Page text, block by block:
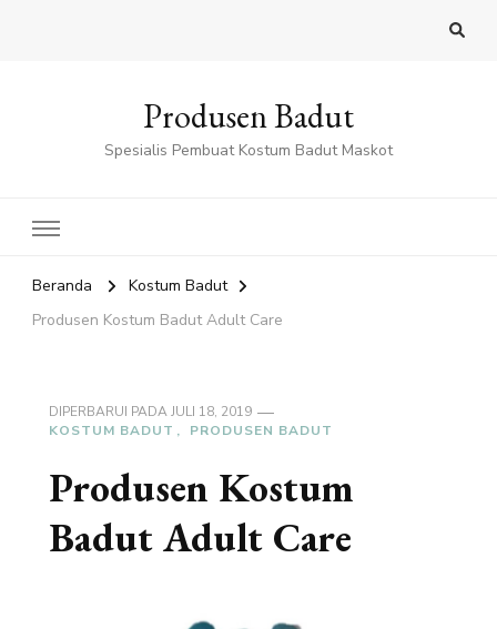
Produsen Badut
Spesialis Pembuat Kostum Badut Maskot
Beranda
Kostum Badut
Produsen Kostum Badut Adult Care
DIPERBARUI PADAJULI 18, 2019
KOSTUM BADUT
PRODUSEN BADUT
Produsen Kostum
Badut Adult Care